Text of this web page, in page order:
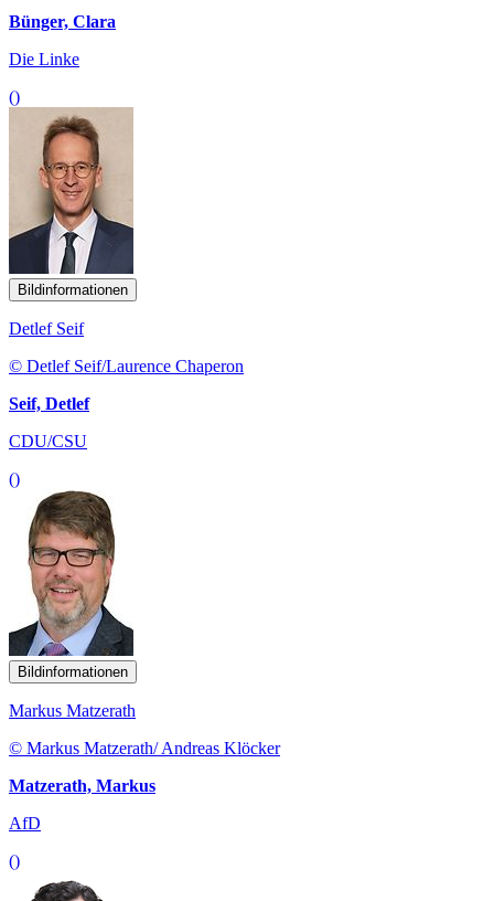
Bünger, Clara
Die Linke
()
Bildinformationen
Detlef Seif
© Detlef Seif/Laurence Chaperon
Seif, Detlef
CDU/CSU
()
Bildinformationen
Markus Matzerath
© Markus Matzerath/ Andreas Klöcker
Matzerath, Markus
AfD
()